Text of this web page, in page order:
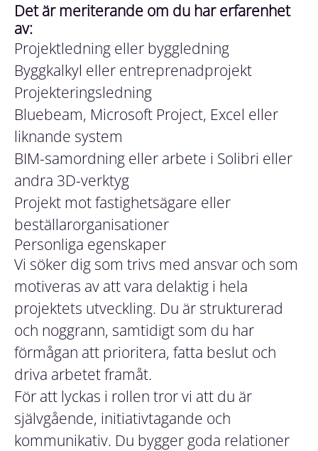
Det är meriterande om du har erfarenhet
av:
Projektledning eller byggledning
Byggkalkyl eller entreprenadprojekt
Projekteringsledning
Bluebeam, Microsoft Project, Excel eller
liknande system
BIM-samordning eller arbete i Solibri eller
andra 3D-verktyg
Projekt mot fastighetsägare eller
beställarorganisationer
Personliga egenskaper
Vi söker dig som trivs med ansvar och som
motiveras av att vara delaktig i hela
projektets utveckling. Du är strukturerad
och noggrann, samtidigt som du har
förmågan att prioritera, fatta beslut och
driva arbetet framåt.
För att lyckas i rollen tror vi att du är
självgående, initiativtagande och
kommunikativ. Du bygger goda relationer